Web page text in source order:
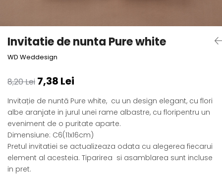
Invitatie de nunta Pure white
WD Weddesign
8,20 Lei 7,38 Lei
Invitație de nuntă Pure white, cu un design elegant, cu flori
albe aranjate in jurul unei rame albastre, cu floripentru un
eveniment de o puritate aparte.
Dimensiune: C6(11x16cm)
Pretul invitatiei se actualizeaza odata cu alegerea fiecarui
element al acesteia. Tiparirea si asamblarea sunt incluse
in pret.